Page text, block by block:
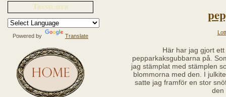
Translater
Powered by Translate
Här har jag gjort
pepparkaksgubbarna på.
jag stämplat med stämplen
blommorna med den. I
satte jag framför en stor
den